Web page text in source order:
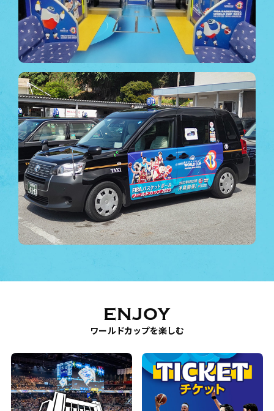
ENJOY
ワールドカップを楽しむ